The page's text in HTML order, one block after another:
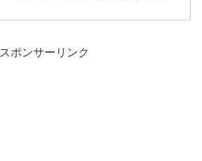
である青柳和彦が勤める東洋新聞社の上
司です。
スポンサーリンク